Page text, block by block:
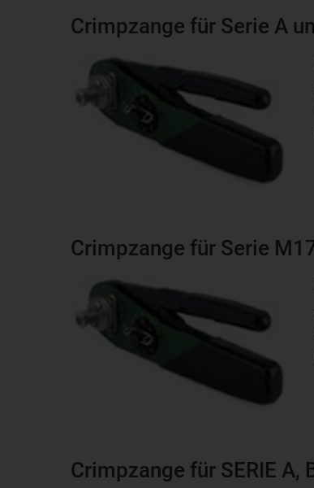
Crimpzange für Serie A
Crimpzange für Serie
Crimpzange für SERIE A,